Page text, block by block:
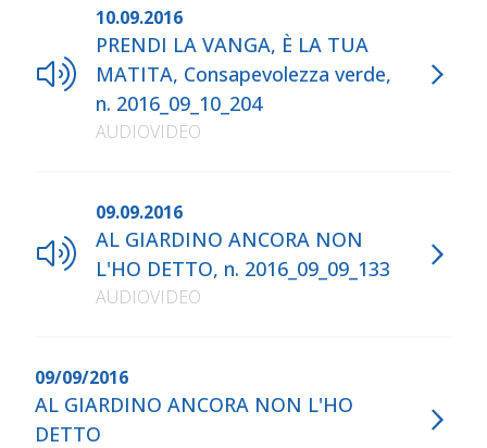
10.09.2016
PRENDI LA VANGA, È LA TUA
MATITA, Consapevolezza verde,
n. 2016_09_10_204
AUDIOVIDEO
09.09.2016
AL GIARDINO ANCORA NON
L'HO DETTO, n. 2016_09_09_133
AUDIOVIDEO
09/09/2016
AL GIARDINO ANCORA NON L'HO
DETTO